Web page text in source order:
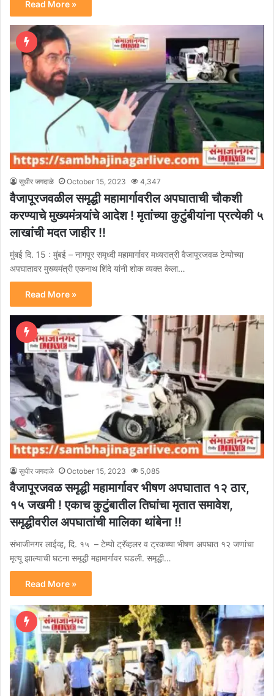
Read More »
सुधीर जगदाळे October 15, 2023 4,347
वैजापूरजवळील समृद्धी महामार्गावरील अपघाताची चौकशी
करण्याचे मुख्यमंत्र्यांचे आदेश ! मृतांच्या कुटुंबीयांना प्रत्येकी ५
लाखांची मदत जाहीर !!
मुंबई दि. 15 : मुंबई – नागपूर समृध्दी महामार्गावर मध्यरात्री वैजापूरजवळ टेम्पोच्या
अपघातावर मुख्यमंत्री एकनाथ शिंदे यांनी शोक व्यक्त केला…
Read More »
सुधीर जगदाळे October 15, 2023 5,085
वैजापूरजवळ समृद्धी महामार्गावर भीषण अपघातात १२ ठार,
१५ जखमी ! एकाच कुटुंबातील तिघांचा मृतात समावेश,
समृद्धीवरील अपघातांची मालिका थांबेना !!
संभाजीनगर लाईव्ह, दि. १५ – टेम्पो ट्रॅव्हलर व ट्रकच्या भीषण अपघात १२ जणांचा
मृत्यू झाल्याची घटना समृद्धी महामार्गावर घडली. समृद्धी…
Read More »